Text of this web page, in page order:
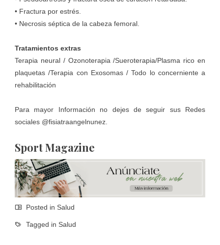
• Fractura por estrés.
• Necrosis séptica de la cabeza femoral.
Tratamientos extras
Terapia neural / Ozonoterapia /Sueroterapia/Plasma rico en
plaquetas /Terapia con Exosomas / Todo lo concerniente a
rehabilitación
Para mayor Información no dejes de seguir sus Redes
sociales @fisiatraangelnunez.
Sport Magazine
Posted in Salud
Tagged in Salud